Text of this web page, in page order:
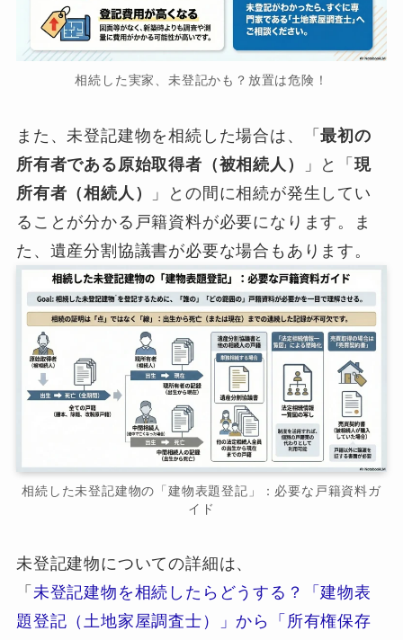
相続した実家、未登記かも？放置は危険！
また、未登記建物を相続した場合は、「最初の
所有者である原始取得者（被相続人）
」と「現
所有者（相続人）
」との間に相続が発生してい
ることが分かる戸籍資料が必要になります。ま
た、遺産分割協議書が必要な場合もあります。
相続した未登記建物の「建物表題登記」：必要な戸籍資料ガ
イド
未登記建物についての詳細は、
「 未登記建物を相続したらどうする？「建物表
題登記（土地家屋調査士）」から「所有権保存